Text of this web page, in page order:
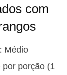
com
Médio
por porção (1